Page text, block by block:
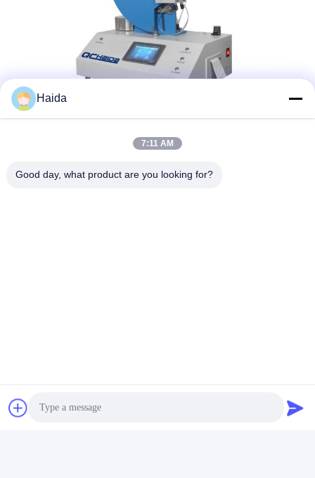
Strumenti D'imballaggio Di Prova
del Guangdong, Cina
Haida
7:11 AM
Good day, what product are you looking for?